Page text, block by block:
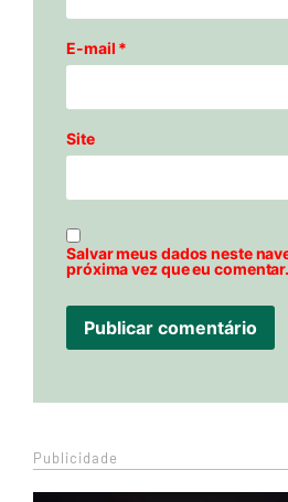
E-mail *
Site
Salvar meus dados neste
próxima vez que eu comentar.
Publicidade